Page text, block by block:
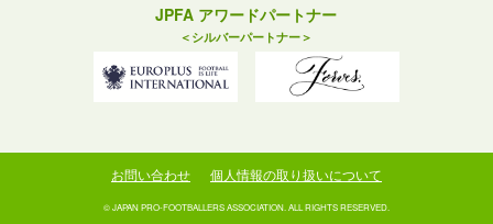
JPFA アワードパートナー
＜シルバーパートナー＞
お問い合わせ 個人情報の取り扱いについて
© JAPAN PRO-FOOTBALLERS ASSOCIATION. ALL RIGHTS RESERVED.